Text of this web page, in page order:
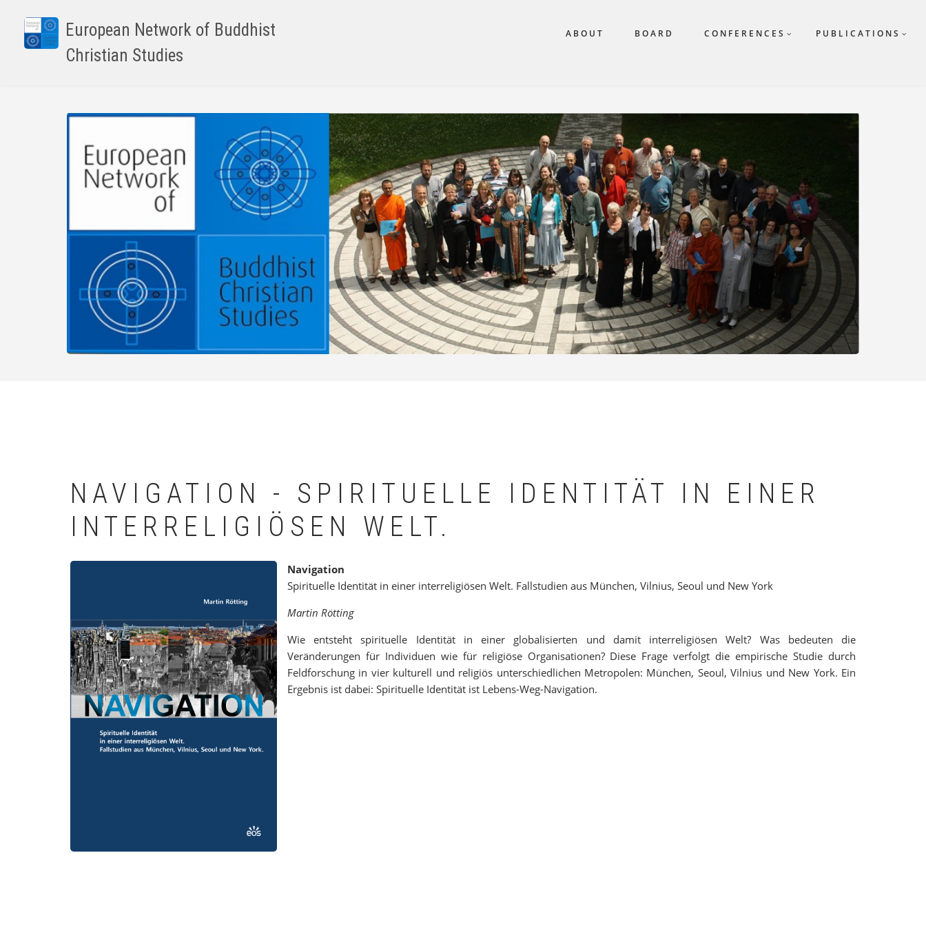
European Network of Buddhist
Christian Studies
ABOUT BOARD CONFERENCES PUBLICATIONS
NAVIGATION - SPIRITUELLE IDENTITÄT IN EINER
INTERRELIGIÖSEN WELT.
Navigation
Spirituelle Identität in einer interreligiösen Welt. Fallstudien aus München, Vilnius, Seoul und New York
Martin Rötting
Wie entsteht spirituelle Identität in einer globalisierten und damit interreligiösen Welt? Was bedeuten die
Veränderungen für Individuen wie für religiöse Organisationen? Diese Frage verfolgt die empirische Studie durch
Feldforschung in vier kulturell und religiös unterschiedlichen Metropolen: München, Seoul, Vilnius und New York. Ein
Ergebnis ist dabei: Spirituelle Identität ist Lebens-Weg-Navigation.